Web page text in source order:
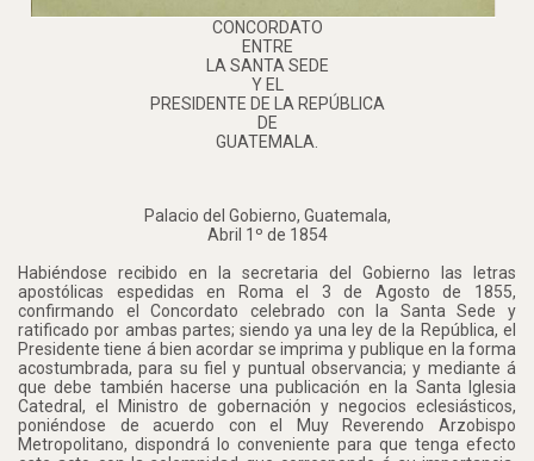
CONCORDATO
ENTRE
LA SANTA SEDE
Y EL
PRESIDENTE DE LA REPÚBLICA
DE
GUATEMALA.
Palacio del Gobierno, Guatemala,
Abril 1º de 1854
Habiéndose recibido en la secretaria del Gobierno las letras
apostólicas espedidas en Roma el 3 de Agosto de 1855,
confirmando el Concordato celebrado con la Santa Sede y
ratificado por ambas partes; siendo ya una ley de la República, el
Presidente tiene á bien acordar se imprima y publique en la forma
acostumbrada, para su fiel y puntual observancia; y mediante á
que debe también hacerse una publicación en la Santa Iglesia
Catedral, el Ministro de gobernación y negocios eclesiásticos,
poniéndose de acuerdo con el Muy Reverendo Arzobispo
Metropolitano, dispondrá lo conveniente para que tenga efecto